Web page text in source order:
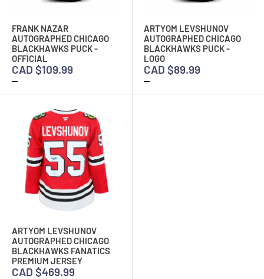
FRANK NAZAR
AUTOGRAPHED CHICAGO
BLACKHAWKS PUCK -
OFFICIAL
CAD $109.99
ARTYOM LEVSHUNOV
AUTOGRAPHED CHICAGO
BLACKHAWKS PUCK -
LOGO
CAD $89.99
ARTYOM LEVSHUNOV
AUTOGRAPHED CHICAGO
BLACKHAWKS FANATICS
PREMIUM JERSEY
CAD $469.99